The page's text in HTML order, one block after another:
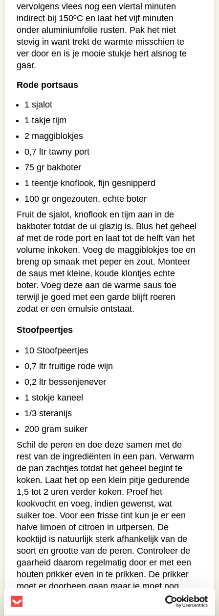
vervolgens vlees nog een viertal minuten
indirect bij 150ºC en laat het vijf minuten
onder aluminiumfolie rusten. Pak het niet
stevig in want trekt de warmte misschien te
ver door en is je mooie stukje hert alsnog te
gaar.
Rode portsaus
1 sjalot
1 takje tijm
2 maggiblokjes
0,7 ltr tawny port
75 gr bakboter
1 teentje knoflook, fijn gesnipperd
100 gr ongezouten, echte boter
Fruit de sjalot, knoflook en tijm aan in de
bakboter totdat de ui glazig is. Blus het geheel
af met de rode port en laat tot de helft van het
volume inkoken. Voeg de maggiblokjes toe en
breng op smaak met peper en zout. Monteer
de saus met kleine, koude klontjes echte
boter. Voeg deze aan de warme saus toe
terwijl je goed met een garde blijft roeren
zodat er een emulsie ontstaat.
Stoofpeertjes
10 Stoofpeertjes
0,7 ltr fruitige rode wijn
0,2 ltr bessenjenever
1 stokje kaneel
1/3 steranijs
200 gram suiker
Schil de peren en doe deze samen met de
rest van de ingrediënten in een pan. Verwarm
de pan zachtjes totdat het geheel begint te
koken. Laat het op een klein pitje gedurende
1,5 tot 2 uren verder koken. Proef het
kookvocht en voeg, indien gewenst, wat
suiker toe. Voor een frisse tint kun je er een
halve limoen of citroen in uitpersen. De
kooktijd is natuurlijk sterk afhankelijk van de
soort en grootte van de peren. Controleer de
gaarheid daarom regelmatig door er met een
houten prikker even in te prikken. De prikker
moet er doorheen gaan maar je moet nog
steeds wat weerstand voelen. Laat afkoelen
totdat je deze gebruikt. Je kunt deze peertjes